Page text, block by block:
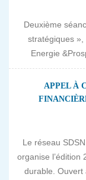
Deuxième
stratégiques »,
Energie
APPEL À
Le réseau
organise l’édition
durable. Ouvert